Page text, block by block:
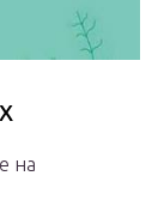
на